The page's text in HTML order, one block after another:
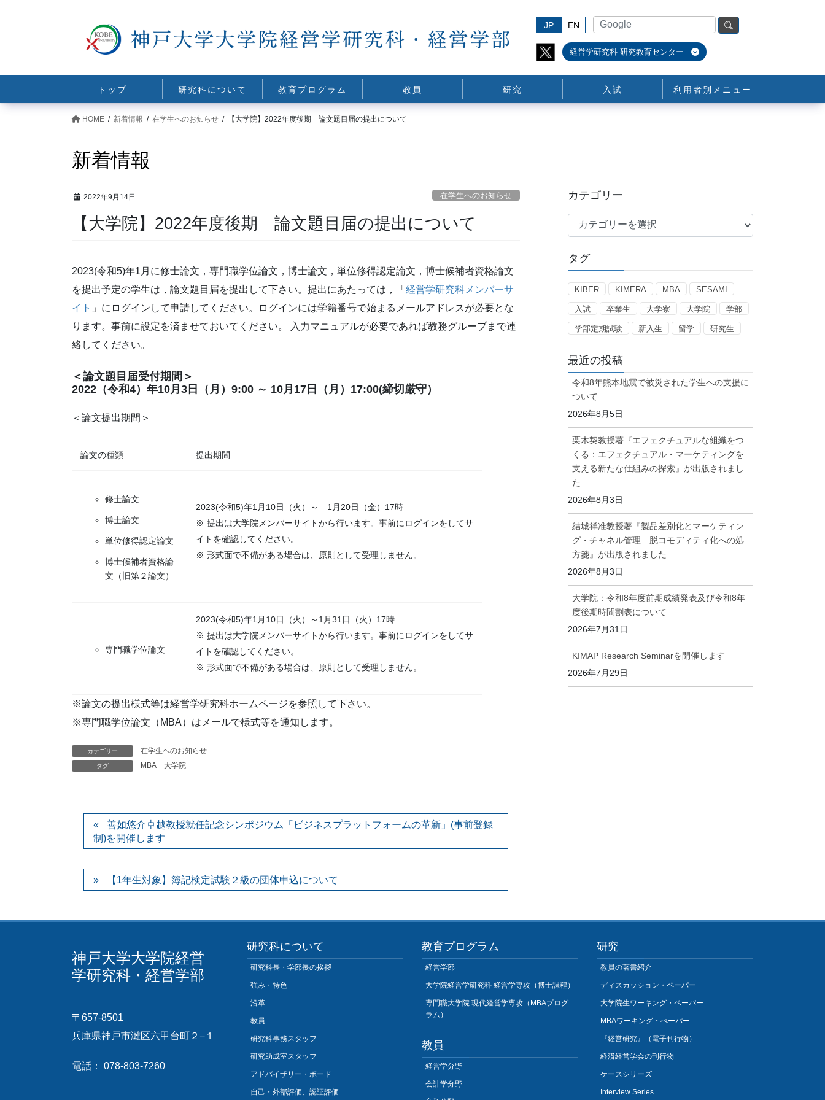
JP EN
経営学研究科 研究教育センター
トップ 研究科について 教育プログラム 教員 研究 入試 利用者別メニュー
HOME 新着情報 在学生へのお知らせ 【大学院】2022年度後期 論文題目届の提出について
新着情報
2022年9月14日 在学生へのお知らせ
【大学院】2022年度後期 論文題目届の提出について
2023(令和5)年1月に修士論文，専門職学位論文，博士論文，単位修得認定論文，博士候補者資格論文
を提出予定の学生は，論文題目届を提出して下さい。提出にあたっては，「 経営学研究科メンバーサ
イト 」にログインして申請してください。ログインには学籍番号で始まるメールアドレスが必要とな
ります。事前に設定を済ませておいてください。 入力マニュアルが必要であれば教務グループまで連
絡してください。
＜論文題目届受付期間＞
2022（令和4）年10月3日（月）9:00 ～ 10月17日（月）17:00(締切厳守）
＜論文提出期間＞
論文の種類 提出期間
修士論文
博士論文
単位修得認定論文
博士候補者資格論
文（旧第２論文）
2023(令和5)年1月10日（火）～ 1月20日（金）17時
※ 提出は大学院メンバーサイトから行います。事前にログインをしてサ
イトを確認してください。
※ 形式面で不備がある場合は、原則として受理しません。
専門職学位論文
2023(令和5)年1月10日（火）～1月31日（火）17時
※ 提出は大学院メンバーサイトから行います。事前にログインをしてサ
イトを確認してください。
※ 形式面で不備がある場合は、原則として受理しません。
※論文の提出様式等は経営学研究科ホームページを参照して下さい。
※専門職学位論文（MBA）はメールで様式等を通知します。
カテゴリー 在学生へのお知らせ
タグ MBA 大学院
善如悠介卓越教授就任記念シンポジウム「ビジネスプラットフォームの革新」(事前登録
制)を開催します
【1年生対象】簿記検定試験２級の団体申込について
カテゴリー
テ
リ
タグ
KIBER KIMERA MBA SESAMI
入試 卒業生 大学寮 大学院 学部
学部定期試験 新入生 留学 研究生
最近の投稿
令和8年熊本地震で被災された学生への支援に
ついて
2026年8月5日
栗木契教授著『エフェクチュアルな組織をつ
くる：エフェクチュアル・マーケティングを
支える新たな仕組みの探索』が出版されまし
た
2026年8月3日
結城祥准教授著『製品差別化とマーケティン
グ・チャネル管理 脱コモディティ化への処
方箋』が出版されました
2026年8月3日
大学院：令和8年度前期成績発表及び令和8年
度後期時間割表について
2026年7月31日
KIMAP Research Seminarを開催します
2026年7月29日
神戸大学大学院経営
学研究科・経営学部
〒657-8501
兵庫県神戸市灘区六甲台町２−１
電話： 078-803-7260
研究科について
研究科長・学部長の挨拶
強み・特色
沿革
教員
研究科事務スタッフ
研究助成室スタッフ
アドバイザリー・ボード
自己・外部評価、認証評価
教育プログラム
経営学部
大学院経営学研究科 経営学専攻（博士課程）
専門職大学院 現代経営学専攻（MBAプログ
ラム）
教員
経営学分野
会計学分野
研究
教員の著書紹介
ディスカッション・ペーパー
大学院生ワーキング・ペーパー
MBAワーキング・ぺーパー
『経営研究』（電子刊行物）
経済経営学会の刊行物
ケースシリーズ
Interview Series